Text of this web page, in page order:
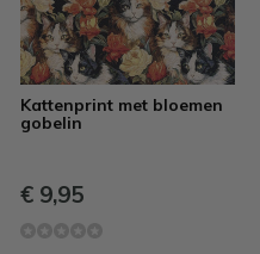
Kattenprint met bloemen
gobelin
€ 9,95